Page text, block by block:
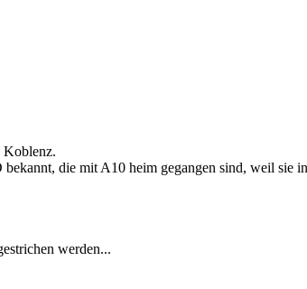
Koblenz.
die mit A10 heim gegangen sind, weil sie
werden...